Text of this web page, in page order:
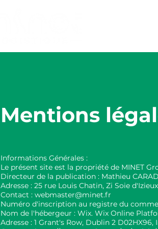
Mentions
Informations Générales :
Le présent site est la propriété de MINET
Directeur de la publication : Mathieu
Adresse : 25 rue Louis Chatin, Zi Soie
Contact : webmaster@minet.fr
Numéro d'inscription au registre du
Nom de l'hébergeur : Wix. Wix Online
Adresse : 1 Grant's Row, Dublin 2 D02HX96,